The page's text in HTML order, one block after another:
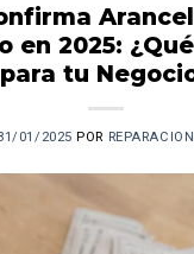
en 2025:
para tu
01/2025 POR